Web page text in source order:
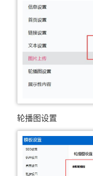
轮播图设置